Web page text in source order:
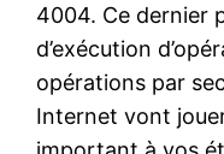
4004. Ce dernier
d’exécution
opérations par
Internet vont